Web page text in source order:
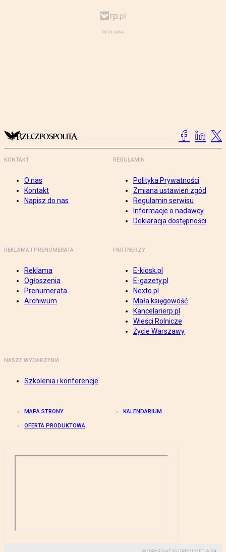
KONTAKT
O nas
Kontakt
Napisz do nas
REGULAMIN
Polityka Prywatności
Zmiana ustawień zgód
Regulamin serwisu
Informacje o nadawcy
Deklaracja dostępności
REKLAMA I PRENUMERATA
Reklama
Ogłoszenia
Prenumerata
Archiwum
PARTNERZY
E-kiosk.pl
E-gazety.pl
Nexto.pl
Mała księgowość
Kancelarierp.pl
Wieści Rolnicze
Życie Warszawy
NASZE WYDARZENIA
Szkolenia i konferencje
MAPA STRONY KALENDARIUM
OFERTA PRODUKTOWA